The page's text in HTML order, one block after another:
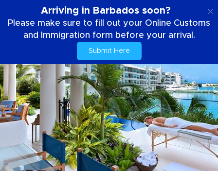
Arriving in Barbados soon?
Please make sure to fill out your Online Customs
and Immigration form before your arrival.
Submit Here